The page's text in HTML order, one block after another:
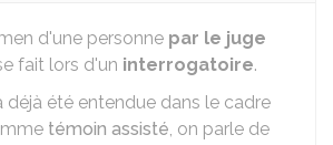
d'une personne par le juge
fait lors d'un interrogatoire.
déjà été entendue dans le cadre
témoin assisté, on parle de